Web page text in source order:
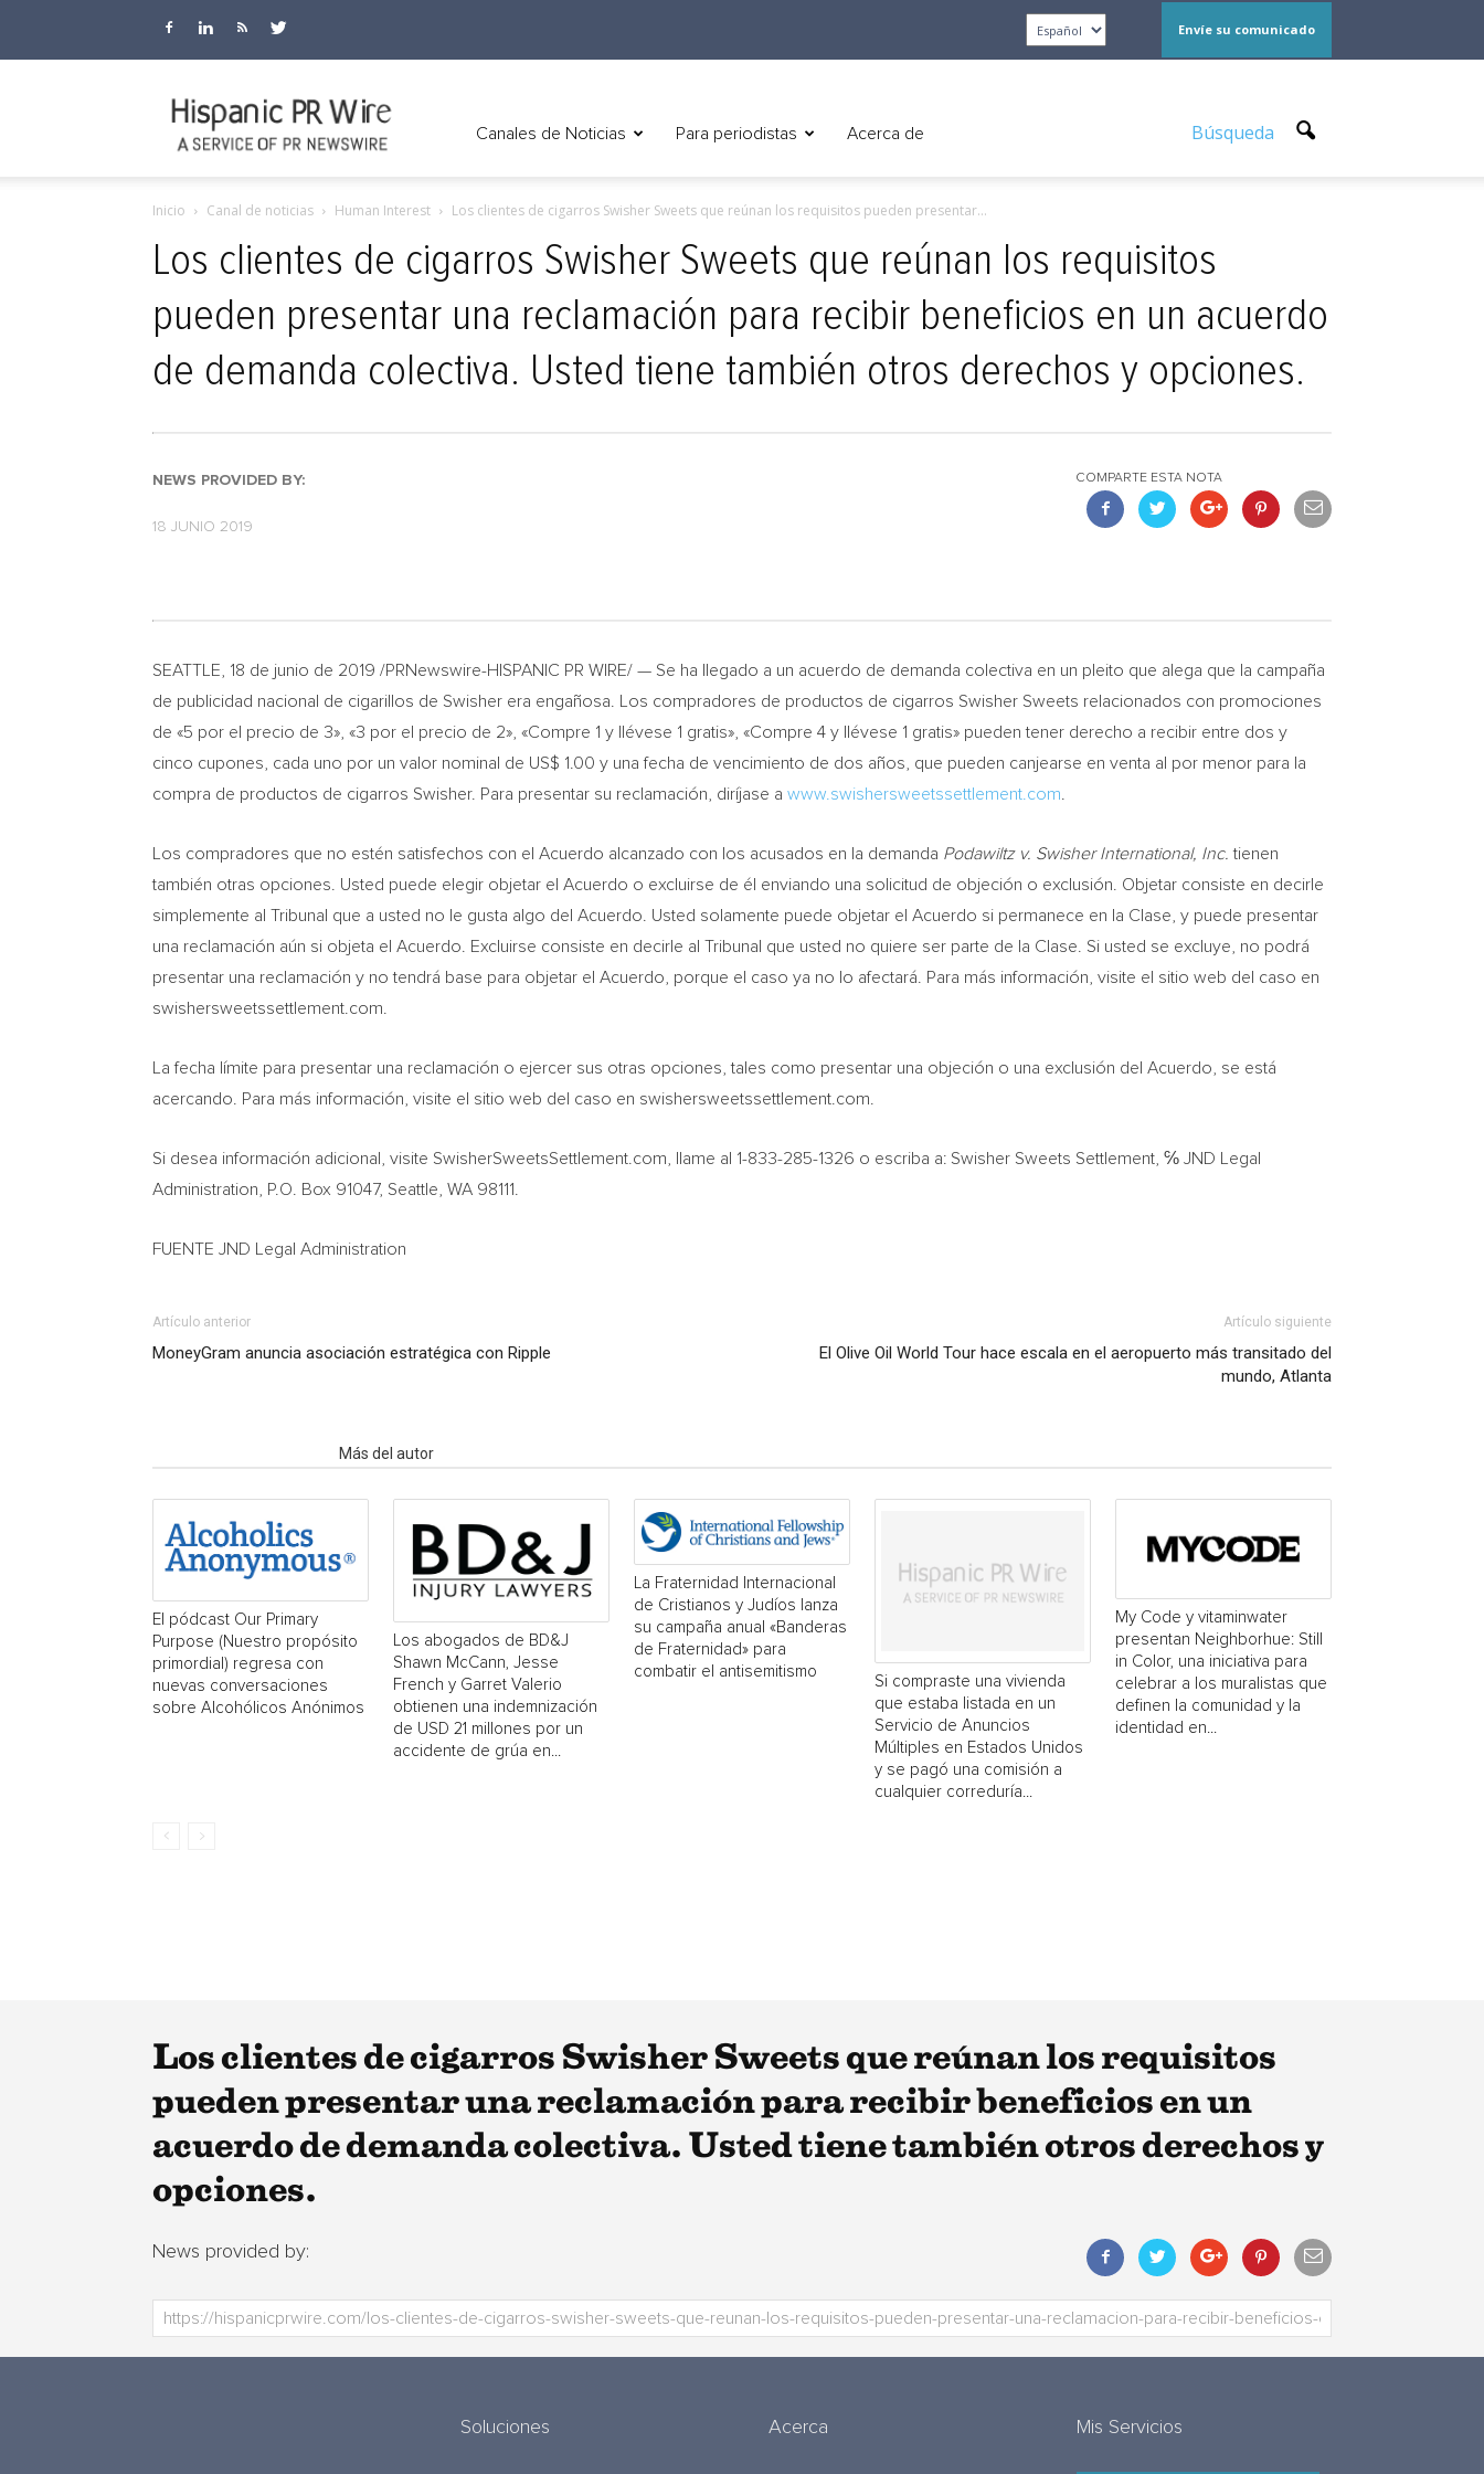
Envíe su comunicado
Wire
Canales de Noticias Para periodistas Acerca de Búsqueda
Inicio Canal de noticias Human Interest Los clientes de cigarros Swisher Sweets que reúnan los requisitos pueden presentar...
Los clientes de cigarros Swisher Sweets que reúnan los requisitos
pueden presentar una reclamación para recibir beneficios en un acuerdo
de demanda colectiva. Usted tiene también otros derechos y opciones.
NEWS PROVIDED BY:
18 JUNIO 2019
COMPARTE ESTA NOTA
SEATTLE , 18 de junio de 2019 /PRNewswire-HISPANIC PR WIRE/ — Se ha llegado a un acuerdo de demanda colectiva en un pleito que alega que la campaña
de publicidad nacional de cigarillos de Swisher era engañosa. Los compradores de productos de cigarros Swisher Sweets relacionados con promociones
de «5 por el precio de 3», «3 por el precio de 2», «Compre 1 y llévese 1 gratis», «Compre 4 y llévese 1 gratis» pueden tener derecho a recibir entre dos y
cinco cupones, cada uno por un valor nominal de US$ 1.00 y una fecha de vencimiento de dos años, que pueden canjearse en venta al por menor para la
compra de productos de cigarros Swisher. Para presentar su reclamación, diríjase a www.swishersweetssettlement.com
Los compradores que no estén satisfechos con el Acuerdo alcanzado con los acusados en la demanda Podawiltz v. Swisher International, Inc. tienen
también otras opciones. Usted puede elegir objetar el Acuerdo o excluirse de él enviando una solicitud de objeción o exclusión. Objetar consiste en decirle
simplemente al Tribunal que a usted no le gusta algo del Acuerdo. Usted solamente puede objetar el Acuerdo si permanece en la Clase, y puede presentar
una reclamación aún si objeta el Acuerdo. Excluirse consiste en decirle al Tribunal que usted no quiere ser parte de la Clase. Si usted se excluye, no podrá
presentar una reclamación y no tendrá base para objetar el Acuerdo, porque el caso ya no lo afectará. Para más información, visite el sitio web del caso en
swishersweetssettlement.com.
La fecha límite para presentar una reclamación o ejercer sus otras opciones, tales como presentar una objeción o una exclusión del Acuerdo, se está
acercando. Para más información, visite el sitio web del caso en swishersweetssettlement.com.
Si desea información adicional, visite SwisherSweetsSettlement.com, llame al 1-833-285-1326 o escriba a: Swisher Sweets Settlement, ℅ JND Legal
Administration, P.O. Box 91047, Seattle, WA 98111.
FUENTE JND Legal Administration
Artículo anterior
MoneyGram anuncia asociación estratégica con Ripple
Artículo siguiente
El Olive Oil World Tour hace escala en el aeropuerto más transitado del
mundo, Atlanta
Más del autor
El pódcast Our Primary
Purpose (Nuestro propósito
primordial) regresa con
nuevas conversaciones
sobre Alcohólicos Anónimos
Los abogados de BD&J
Shawn McCann, Jesse
French y Garret Valerio
obtienen una indemnización
de USD 21 millones por un
accidente de grúa en...
La Fraternidad Internacional
de Cristianos y Judíos lanza
su campaña anual «Banderas
de Fraternidad» para
combatir el antisemitismo
Si compraste una vivienda
que estaba listada en un
Servicio de Anuncios
Múltiples en Estados Unidos
y se pagó una comisión a
cualquier correduría...
My Code y vitaminwater
presentan Neighborhue: Still
in Color, una iniciativa para
celebrar a los muralistas que
definen la comunidad y la
identidad en...
Los clientes de cigarros Swisher Sweets que reúnan los requisitos
pueden presentar una reclamación para recibir beneficios en un
acuerdo de demanda colectiva. Usted tiene también otros derechos y
opciones.
News provided by:
Soluciones Acerca Mis Servicios